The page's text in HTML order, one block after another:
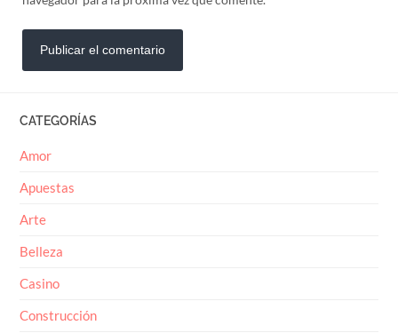
CATEGORÍAS
Amor
Apuestas
Arte
Belleza
Casino
Construcción